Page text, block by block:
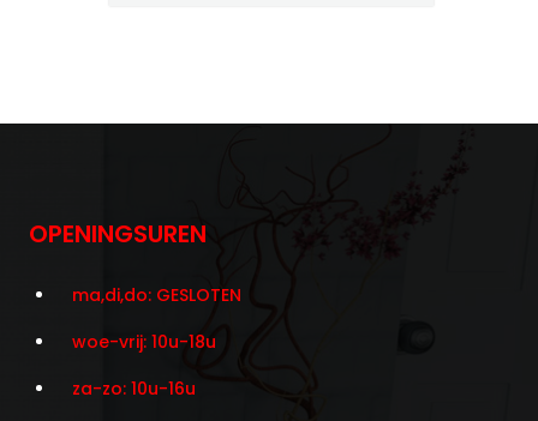
OPENINGSUREN
ma,di,do: GESLOTEN
woe-vrij: 10u-18u
za-zo: 10u-16u